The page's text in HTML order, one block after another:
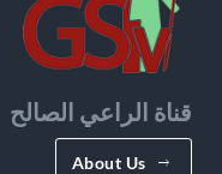
قناة الراعي الصالح
About Us